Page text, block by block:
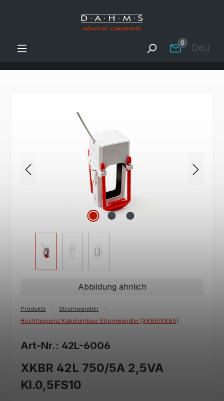
Zum Hauptinhalt springen
0
Bildergalerie überspringen
Abbildung ähnlich
Produkte
Stromwandler
Hochfrequenz Kabelumbau-Stromwandler (XKBR/XKBU)
Art-Nr.: 42L-6006
XKBR 42L 750/5A 2,5VA
Kl.0,5FS10